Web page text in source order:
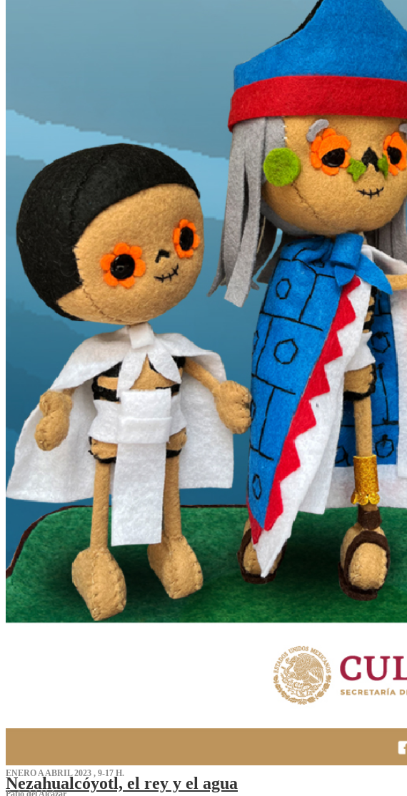
ENERO A ABRIL 2023 , 9-17 H.
Nezahualcóyotl, el rey y el agua